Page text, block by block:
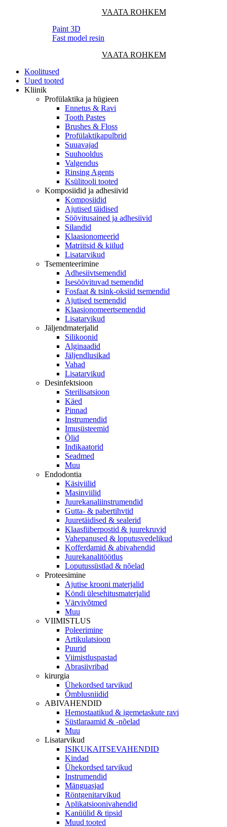
VAATA ROHKEM
Paint 3D
Fast model resin
VAATA ROHKEM
Koolitused
Uued tooted
Kliinik
Profülaktika ja hügieen
Ennetus & Ravi
Tooth Pastes
Brushes & Floss
Profülaktikapulbrid
Suuavajad
Suuhooldus
Valgendus
Rinsing Agents
Ksülitooli tooted
Komposiidid ja adhesiivid
Komposiidid
Ajutised täidised
Söövitusained ja adhesiivid
Silandid
Klaasionomeerid
Matriitsid & kiilud
Lisatarvikud
Tsementeerimine
Adhesiivtsemendid
Isesöövituvad tsemendid
Fosfaat & tsink-oksiid tsemendid
Ajutised tsemendid
Klaasionomeertsemendid
Lisatarvikud
Jäljendmaterjalid
Silikoonid
Alginaadid
Jäljendlusikad
Vahad
Lisatarvikud
Desinfektsioon
Sterilisatsioon
Käed
Pinnad
Instrumendid
Imusüsteemid
Õlid
Indikaatorid
Seadmed
Muu
Endodontia
Käsiviilid
Masinviilid
Juurekanaliinstrumendid
Gutta- & pabertihvtid
Juuretäidised & sealerid
Klaasfiiberpostid & juurekruvid
Vahepanused & loputusvedelikud
Kofferdamid & abivahendid
Juurekanalitöötlus
Loputussüstlad & nõelad
Proteesimine
Ajutise krooni materjalid
Köndi ülesehitusmaterjalid
Värvivõtmed
Muu
VIIMISTLUS
Poleerimine
Artikulatsioon
Puurid
Viimistluspastad
Abrasiivribad
kirurgia
Ühekordsed tarvikud
Õmblusniidid
ABIVAHENDID
Hemostaatikud & igemetaskute ravi
Süstlaraamid & -nõelad
Muu
Lisatarvikud
ISIKUKAITSEVAHENDID
Kindad
Ühekordsed tarvikud
Instrumendid
Mänguasjad
Röntgenitarvikud
Aplikatsioonivahendid
Kanüülid & tipsid
Muud tooted